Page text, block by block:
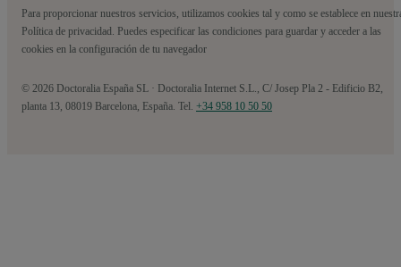
Para proporcionar nuestros servicios, utilizamos cookies tal y como se establece en
Política de privacidad. Puedes especificar las condiciones para guardar y acceder a las
cookies en la configuración de tu navegador
© 2026 Doctoralia España SL · Doctoralia Internet S.L., C/ Josep Pla 2 - Edificio B2,
planta 13, 08019 Barcelona, España. Tel. +34 958 10 50 50